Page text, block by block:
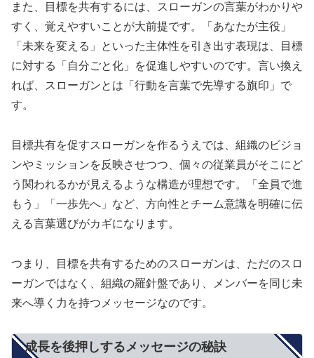
また、目標を共有するには、スローガンの言葉がわかりや
すく、覚えやすいことが大前提です。「あなたが主役」
「未来を変える」といった主体性を引き出す表現は、目標
に対する「自分ごと化」を促進しやすいのです。言い換え
れば、スローガンとは「行動を言葉で先導する旗印」で
す。
目標共有を促すスローガンを作るうえでは、組織のビジョ
ンやミッションを反映させつつ、個々の従業員がそこにど
う関われるかが見えるような構造が理想です。「全員で進
もう」「一歩先へ」など、方向性とチーム意識を明確に伝
える言葉選びがカギになります。
つまり、目標を共有するためのスローガンは、ただのスロ
ーガンではなく、組織の羅針盤であり、メンバーを同じ未
来へ導く力を持つメッセージなのです。
成長を後押しするメッセージの秘訣